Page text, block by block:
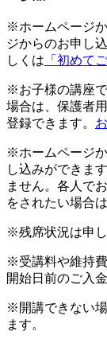
※ホームページ
ジからのお申し
しくは 「初めて
※お子様の講座
場合は、保護者
登録できます。
※ホームページ
し込みができま
ません。各人で
をされたい場合
※残席状況は申
※受講料や維持
開始日前のご入
※開講できない
ます。